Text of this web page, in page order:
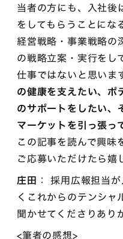
当者の方にも、入社後
をしてもらうことにな
経営戦略・事業戦略の
の戦略立案・実行をし
仕事ではないと思いま
の健康を支えたい、ポ
のサポートをしたい、
マーケットを引っ張っ
この記事を読んで興味
ご応募いただけたら嬉
庄田 ： 採用広報担当
くこれからのテンシャ
聞かせてくださりあり
<筆者の感想>